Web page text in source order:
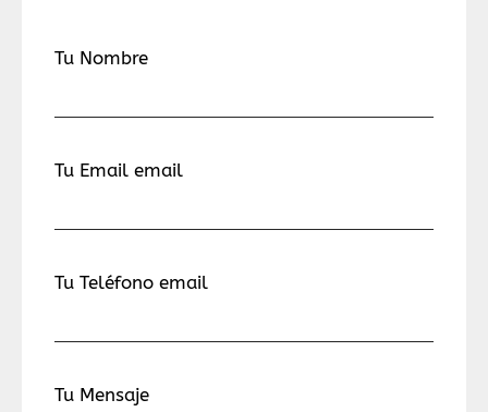
Tu Nombre
Tu Email email
Tu Teléfono email
Tu Mensaje